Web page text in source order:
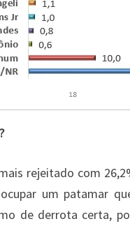
rejeitado com
um patamar
de derrota certa,